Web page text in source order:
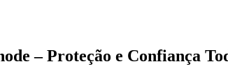
– Proteção e Confiança